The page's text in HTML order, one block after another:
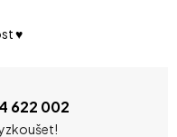
♥️
622 002